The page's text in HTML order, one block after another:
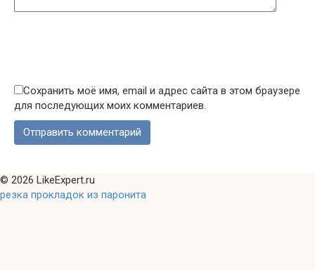
Сохранить моё имя, email и адрес сайта в этом браузере
для последующих моих комментариев.
© 2026 LikeExpert.ru
резка прокладок из паронита